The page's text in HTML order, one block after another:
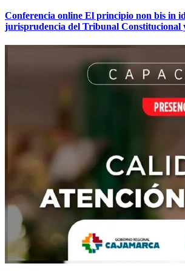
Conferencia online El principio non bis in
jurisprudencia del Tribunal Constitucional